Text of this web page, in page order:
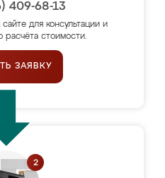
409-68-13
для консультации и
расчёта стоимости.
ЗАЯВКУ